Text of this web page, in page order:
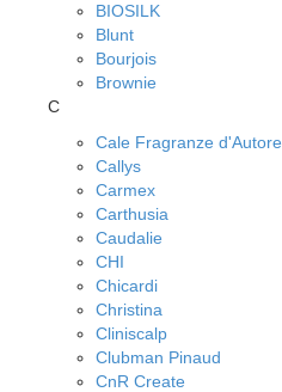
BIOSILK
Blunt
Bourjois
Brownie
C
Cale Fragranze d'Autore
Callys
Carmex
Carthusia
Caudalie
CHI
Chicardi
Christina
Cliniscalp
Clubman Pinaud
CnR Create